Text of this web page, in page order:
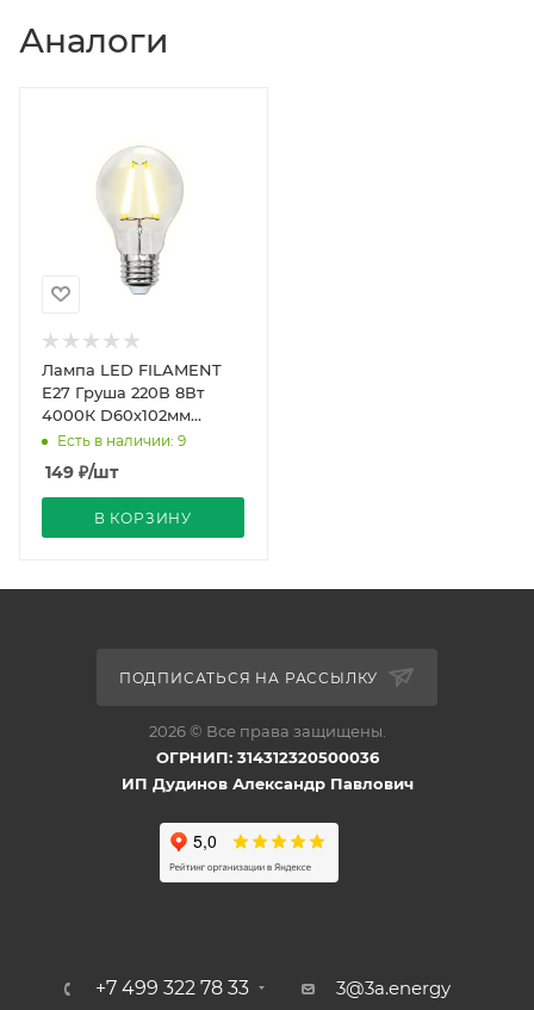
Аналоги
Лампа LED FILAMENT
Е27 Груша 220В 8Вт
4000К D60х102мм
Прозрачная колба 360º
800Лм Air Uniel
Есть в наличии: 9
149 ₽/шт
В КОРЗИНУ
ПОДПИСАТЬСЯ НА РАССЫЛКУ
2026 © Все права защищены.
ОГРНИП: 314312320500036
ИП Дудинов Александр Павлович
+7 499 322 78 33 3@3a.energy